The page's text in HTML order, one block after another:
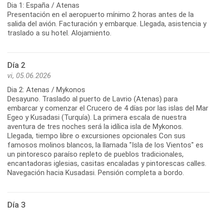
Dia 1: España / Atenas
Presentación en el aeropuerto mínimo 2 horas antes de la
salida del avión. Facturación y embarque. Llegada, asistencia y
traslado a su hotel. Alojamiento.
Día 2
vi, 05.06.2026
Dia 2: Atenas / Mykonos
Desayuno. Traslado al puerto de Lavrio (Atenas) para
embarcar y comenzar el Crucero de 4 días por las islas del Mar
Egeo y Kusadasi (Turquía). La primera escala de nuestra
aventura de tres noches será la idílica isla de Mykonos.
Llegada, tiempo libre o excursiones opcionales Con sus
famosos molinos blancos, la llamada "Isla de los Vientos" es
un pintoresco paraíso repleto de pueblos tradicionales,
encantadoras iglesias, casitas encaladas y pintorescas calles.
Navegación hacia Kusadasi. Pensión completa a bordo.
Día 3